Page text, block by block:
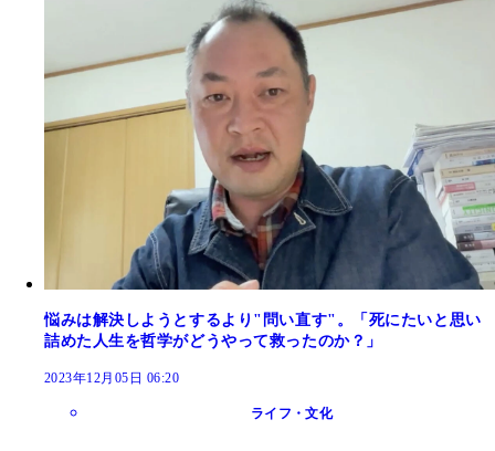
悩みは解決しようとするより"問い直す"。「死にたいと思い
詰めた人生を哲学がどうやって救ったのか？」
2023年12月05日 06:20
ライフ・文化